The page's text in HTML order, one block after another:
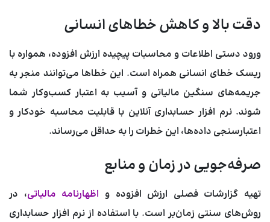
دقت بالا و کاهش خطاهای انسانی
ورود دستی اطلاعات و محاسبات پیچیده ارزش افزوده، همواره با
ریسک خطای انسانی همراه است. این خطاها می‌توانند منجر به
جریمه‌های سنگین مالیاتی و آسیب به اعتبار کسب‌وکار شما
شوند. نرم افزار حسابداری آنلاین با قابلیت محاسبه خودکار و
اعتبارسنجی داده‌ها، این خطرات را به حداقل می‌رساند.
صرفه‌جویی در زمان و منابع
تهیه گزارشات فصلی ارزش افزوده و اظهارنامه مالیاتی، در
روش‌های سنتی زمان‌بر است. با استفاده ازنرم افزار حسابداری